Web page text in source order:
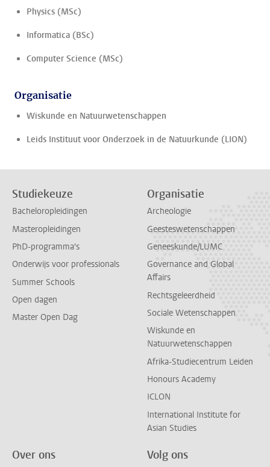
Physics (MSc)
Informatica (BSc)
Computer Science (MSc)
Organisatie
Wiskunde en Natuurwetenschappen
Leids Instituut voor Onderzoek in de Natuurkunde (LION)
Studiekeuze
Bacheloropleidingen
Masteropleidingen
PhD-programma's
Onderwijs voor professionals
Summer Schools
Open dagen
Master Open Dag
Organisatie
Archeologie
Geesteswetenschappen
Geneeskunde/LUMC
Governance and Global
Affairs
Rechtsgeleerdheid
Sociale Wetenschappen
Wiskunde en
Natuurwetenschappen
Afrika-Studiecentrum Leiden
Honours Academy
ICLON
International Institute for
Asian Studies
Over ons Volg ons